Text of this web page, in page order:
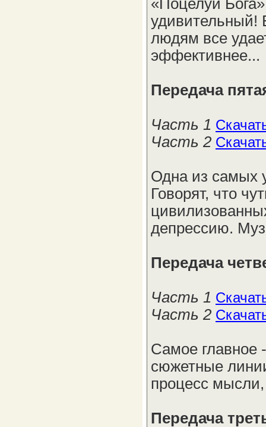
«Поцелуй
удивительный!
людям все
эффективнее...
Передача
Часть 1
Часть 2
Одна из самых
Говорят, что
депрессию.
Передача
Часть 1
Часть 2
Самое главное
сюжетные
процесс
Передача